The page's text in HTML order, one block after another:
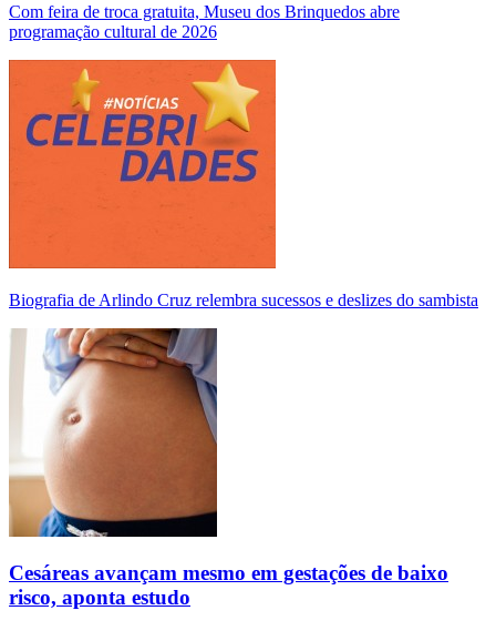
Com feira de troca gratuita, Museu dos Brinquedos abre
programação cultural de 2026
Biografia de Arlindo Cruz relembra sucessos e deslizes do sambista
Cesáreas avançam mesmo em gestações de baixo
risco, aponta estudo